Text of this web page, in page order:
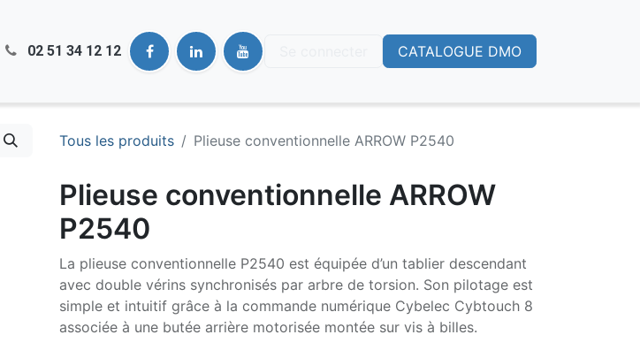
02 51​ 34 12 12 CATALOGUE DMO
Tous les produits Plieuse conventionnelle ARROW P2540
Plieuse conventionnelle ARROW
P2540
La plieuse conventionnelle P2540 est équipée d’un tablier descendant
avec double vérins synchronisés par arbre de torsion. Son pilotage est
simple et intuitif grâce à la commande numérique Cybelec Cybtouch 8
associée à une butée arrière motorisée montée sur vis à billes.